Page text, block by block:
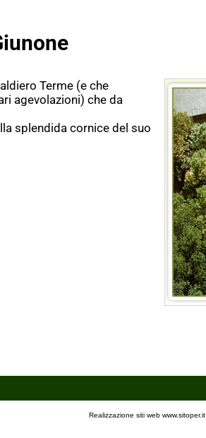
Terme (e che
agevolazioni) che da
splendida cornice del suo
Realizzazione siti web www.sitoper.it